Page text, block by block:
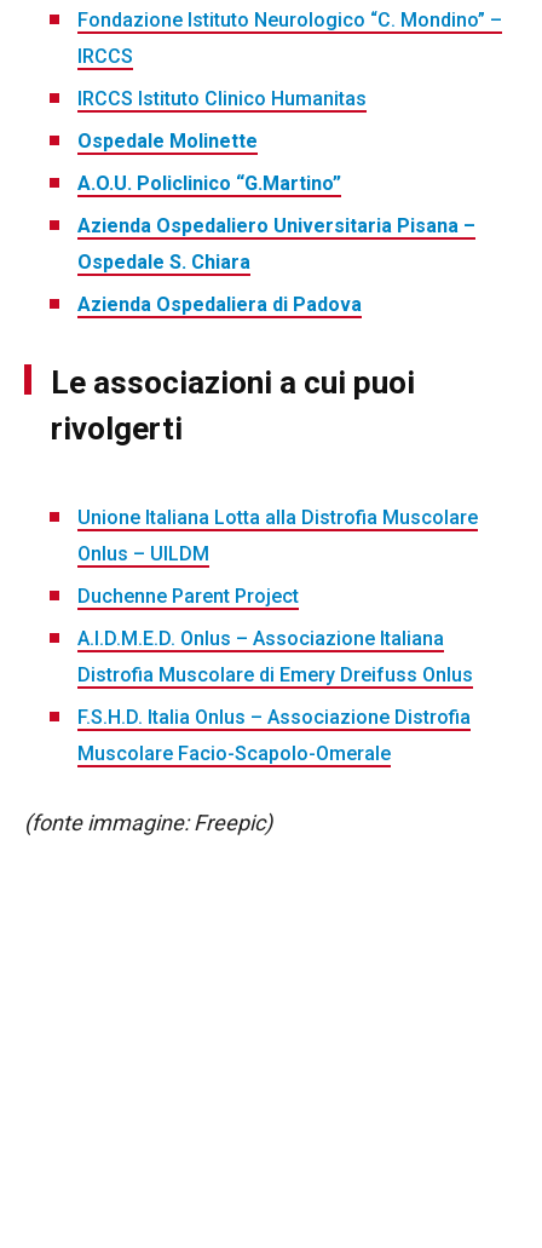
Fondazione Istituto Neurologico “C. Mondino” –
IRCCS
IRCCS Istituto Clinico Humanitas
Ospedale Molinette
A.O.U. Policlinico “G.Martino”
Azienda Ospedaliero Universitaria Pisana –
Ospedale S. Chiara
Azienda Ospedaliera di Padova
Le associazioni a cui puoi
rivolgerti
Unione Italiana Lotta alla Distrofia Muscolare
Onlus – UILDM
Duchenne Parent Project
A.I.D.M.E.D. Onlus – Associazione Italiana
Distrofia Muscolare di Emery Dreifuss Onlus
F.S.H.D. Italia Onlus – Associazione Distrofia
Muscolare Facio-Scapolo-Omerale
(fonte immagine: Freepic)